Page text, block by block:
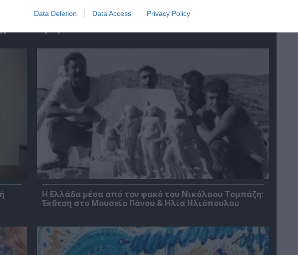
Data Deletion Data Access Privacy Policy
Η Ελλάδα μέσα από τον φακό του Νικόλαου Τομπάζη:
Έκθεση στο Μουσείο Πάνου & Ηλία Ηλιόπουλου